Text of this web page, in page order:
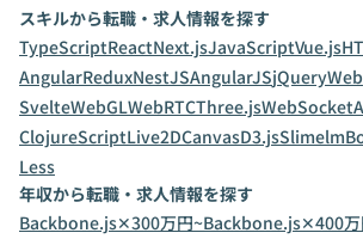
スキルから転職・求人情報を探す
TypeScriptReactNext.jsJavaScriptVue.js
AngularReduxNestJSAngularJSjQuery
SvelteWebGLWebRTCThree.jsWebSocket
ClojureScriptLive2DCanvasD3.jsSlimelm
Less
年収から転職・求人情報を探す
Backbone.js✕300万円~Backbone.js✕400万